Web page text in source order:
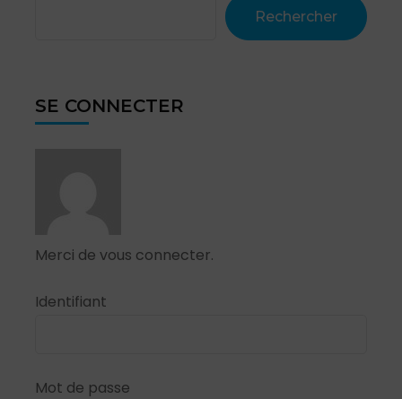
Rechercher
SE CONNECTER
Merci de vous connecter.
Identifiant
Mot de passe